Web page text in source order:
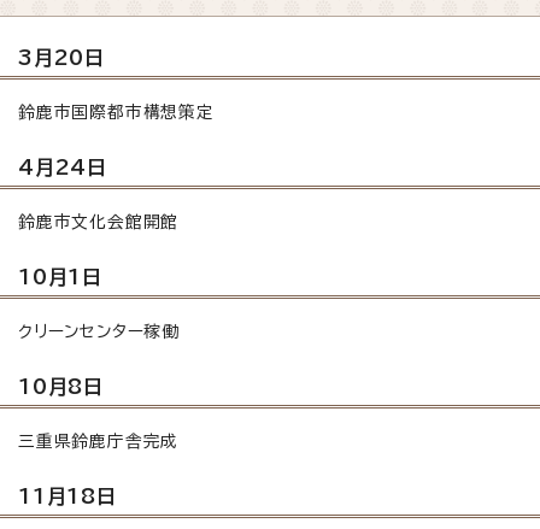
3月20日
鈴鹿市国際都市構想策定
4月24日
鈴鹿市文化会館開館
10月1日
クリーンセンター稼働
10月8日
三重県鈴鹿庁舎完成
11月18日